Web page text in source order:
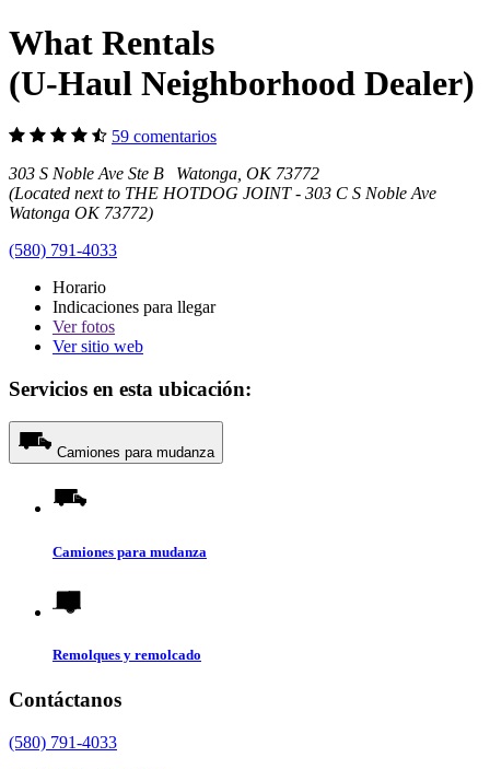
What Rentals
(U-Haul Neighborhood Dealer)
59 comentarios
303 S Noble Ave Ste B Watonga, OK 73772
(Located next to THE HOTDOG JOINT - 303 C S Noble Ave
Watonga OK 73772)
(580) 791-4033
Horario
Indicaciones para llegar
Verfotos
Ver sitio web
Servicios en esta ubicación:
Camiones para mudanza
Camiones para mudanza
Remolques y remolcado
Contáctanos
(580) 791-4033